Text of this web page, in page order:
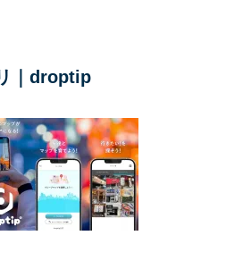
｜droptip